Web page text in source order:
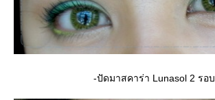
-ปัดมาสคาร่า Lunasol 2 รอบ